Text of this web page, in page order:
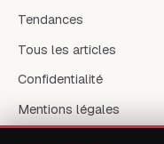
Tendances
Tous les articles
Confidentialité
Mentions légales